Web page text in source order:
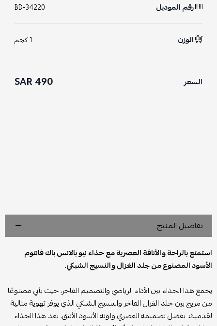
رقم الموديل BD-34220
الوزن 1 كجم
السعر 490 SAR
تفاصيل المنتج
استمتع بالراحة والأناقة العصرية مع حذاء نيو بالانس باك فانتوم
الأسود المصنوع من جلد الغزال والنسيج الشبكي.
يجمع هذا الحذاء بين الأداء الرياضي والتصميم الفاخر، حيث يأتي مصنوعًا
من مزيج بين جلد الغزال الفاخر والنسيج الشبكي الذي يوفر تهوية مثالية
لقدميك. بفضل تصميمه العصري ولونه الأسود الأنيق، يعد هذا الحذاء